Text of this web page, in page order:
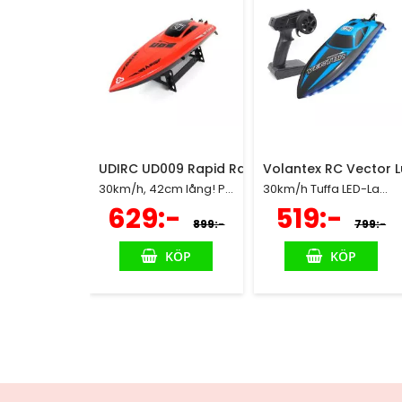
UDIRC UD009 Rapid Race - 30 km/h, 42cm
30km/h, 42cm lång! Prisvärd RC Båt perfekt för nybörjaren
Specialpris
629:- 899:-
KÖP
Volantex RC Vector
30km/h Tuffa LED-Lampor
Specialpris
519:- 799:-
KÖP